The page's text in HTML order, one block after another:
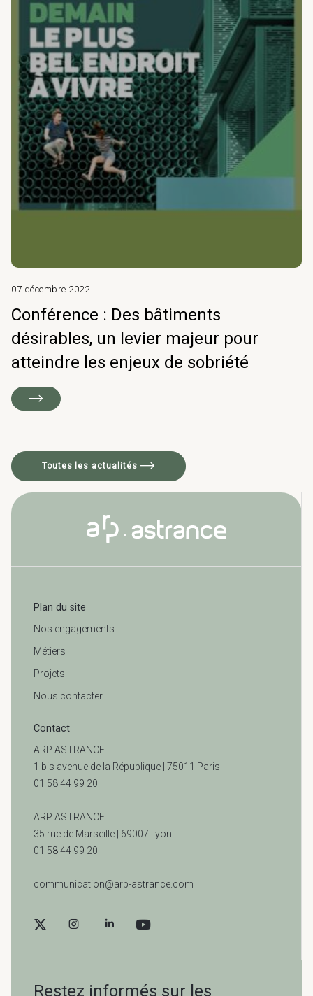
07 décembre 2022
Conférence : Des bâtiments
désirables, un levier majeur pour
atteindre les enjeux de sobriété
Toutes les actualités
Plan du site
Nos engagements
Métiers
Projets
Nous contacter
Contact
ARP ASTRANCE
1 bis avenue de la République | 75011 Paris
01 58 44 99 20
ARP ASTRANCE
35 rue de Marseille | 69007 Lyon
01 58 44 99 20
communication@arp-astrance.com
Restez informés sur les